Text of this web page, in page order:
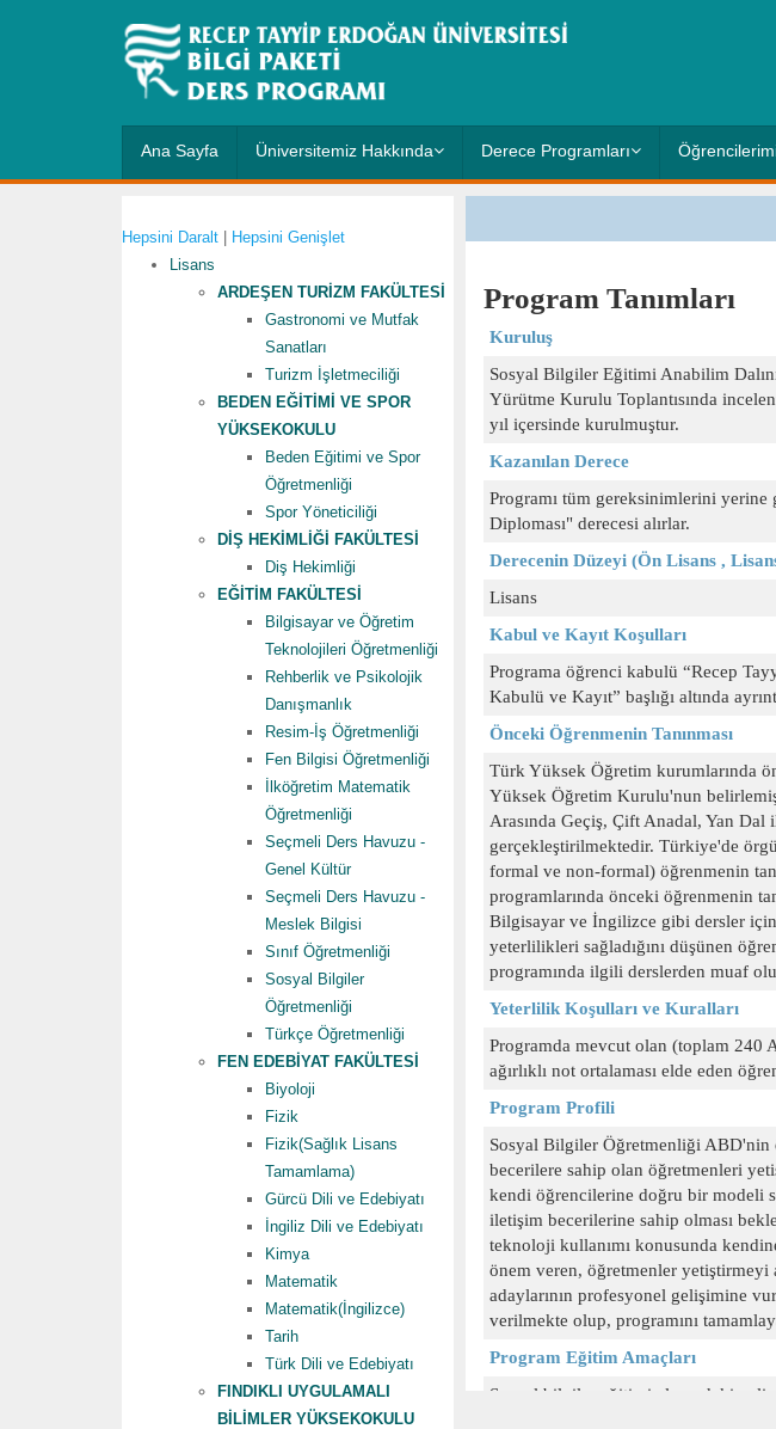
Ana Sayfa Üniversitemiz Hakkında Derece Programları
Hepsini Daralt | Hepsini Genişlet
Lisans
ARDEŞEN TURİZM FAKÜLTESİ
Gastronomi ve Mutfak
Sanatları
Turizm İşletmeciliği
BEDEN EĞİTİMİ VE SPOR
YÜKSEKOKULU
Beden Eğitimi ve Spor
Öğretmenliği
Spor Yöneticiliği
DİŞ HEKİMLİĞİ FAKÜLTESİ
Diş Hekimliği
EĞİTİM FAKÜLTESİ
Bilgisayar ve Öğretim
Teknolojileri Öğretmenliği
Rehberlik ve Psikolojik
Danışmanlık
Resim-İş Öğretmenliği
Fen Bilgisi Öğretmenliği
İlköğretim Matematik
Öğretmenliği
Seçmeli Ders Havuzu -
Genel Kültür
Seçmeli Ders Havuzu -
Meslek Bilgisi
Sınıf Öğretmenliği
Sosyal Bilgiler
Öğretmenliği
Türkçe Öğretmenliği
FEN EDEBİYAT FAKÜLTESİ
Biyoloji
Fizik
Fizik(Sağlık Lisans
Tamamlama)
Gürcü Dili ve Edebiyatı
İngiliz Dili ve Edebiyatı
Kimya
Matematik
Matematik(İngilizce)
Tarih
Türk Dili ve Edebiyatı
FINDIKLI UYGULAMALI
BİLİMLER YÜKSEKOKULU